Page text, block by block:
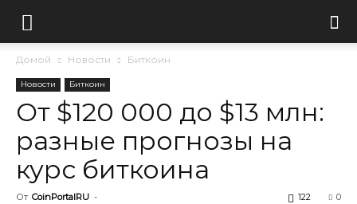
Домой Новости Биткоин
Новости Биткоин
От $120 000 до $13 млн:
разные прогнозы на
курс биткоина
От CoinPortalRU - 0
122